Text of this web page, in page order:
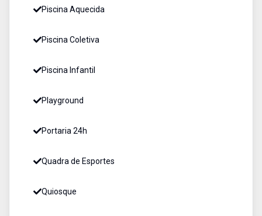
Piscina Aquecida
Piscina Coletiva
Piscina Infantil
Playground
Portaria 24h
Quadra de Esportes
Quiosque